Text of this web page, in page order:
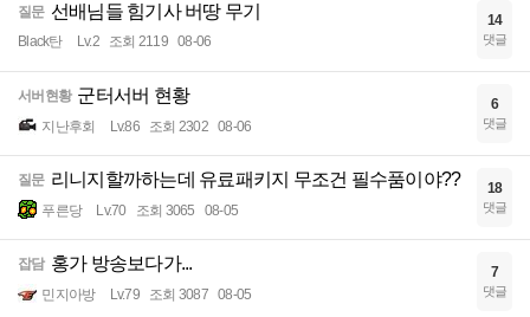
질문 선배님들 힘기사 버땅 무기
Black탄 Lv.2 조회 2119 08-06
14
댓글
서버현황 군터서버 현황
지난후회 Lv.86 조회 2302 08-06
6
댓글
질문 리니지할까하는데 유료패키지 무조건 필수품이야??
푸른당 Lv.70 조회 3065 08-05
18
댓글
잡담 홍가 방송보다가...
민지아방 Lv.79 조회 3087 08-05
7
댓글